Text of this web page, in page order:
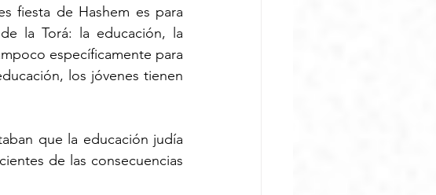
fiesta de Hashem es para
la Torá: la educación, la
específicamente para
los jóvenes tienen
que la educación judía
de las consecuencias